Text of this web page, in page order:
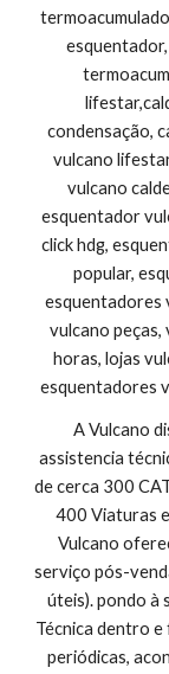
condensação,
vulcano
vulcano
esquentador
click hdg,
popular,
esquentadores
vulcano
horas, lojas
esquentadores
A Vulcano
assistencia
de cerca 300
400 Viaturas
Vulcano
serviço pós-
úteis). pondo à
Técnica dentro
periódicas,